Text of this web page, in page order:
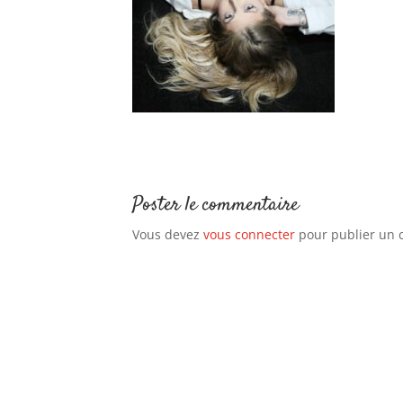
Poster le commentaire
Vous devez vous connecter pour publier un